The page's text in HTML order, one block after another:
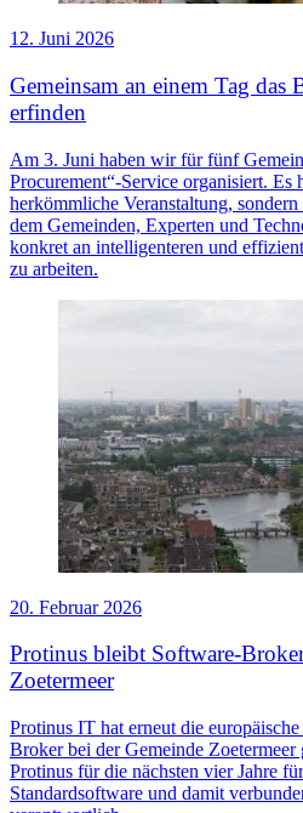
12. Juni 2026
Gemeinsam an einem Tag das
erfinden
Am 3. Juni haben wir für fünf
Procurement“-Service organisiert. Es
herkömmliche Veranstaltung,
dem Gemeinden, Experten und
konkret an intelligenteren und
zu arbeiten.
20. Februar 2026
Protinus bleibt Software-
Zoetermeer
Protinus IT hat erneut die
Broker bei der Gemeinde
Protinus für die nächsten vier Jahre
Standardsoftware und damit